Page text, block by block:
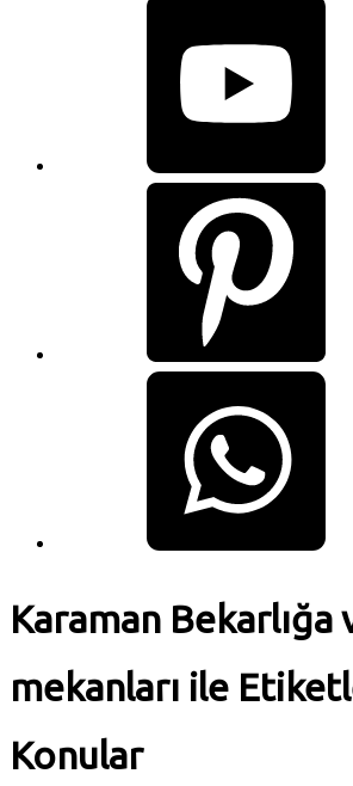
Karaman Bekarlığa
mekanları ile
Konular